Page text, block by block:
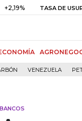
TASA DE USURA
VENEZUELA
BANCOS